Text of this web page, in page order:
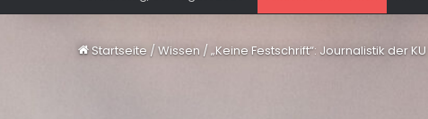
Startseite /Wissen /„Keine Festschrift“: Journalistik der